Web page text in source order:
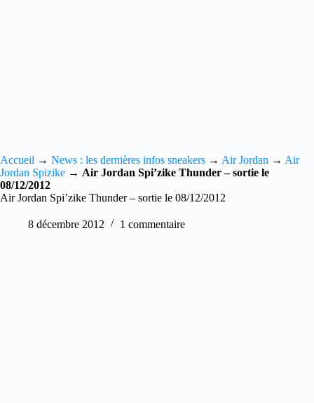
Accueil → News : les dernières infos sneakers → Air Jordan → Air
Jordan Spizike → Air Jordan Spi’zike Thunder – sortie le
08/12/2012
Air Jordan Spi’zike Thunder – sortie le 08/12/2012
8 décembre 2012 1 commentaire